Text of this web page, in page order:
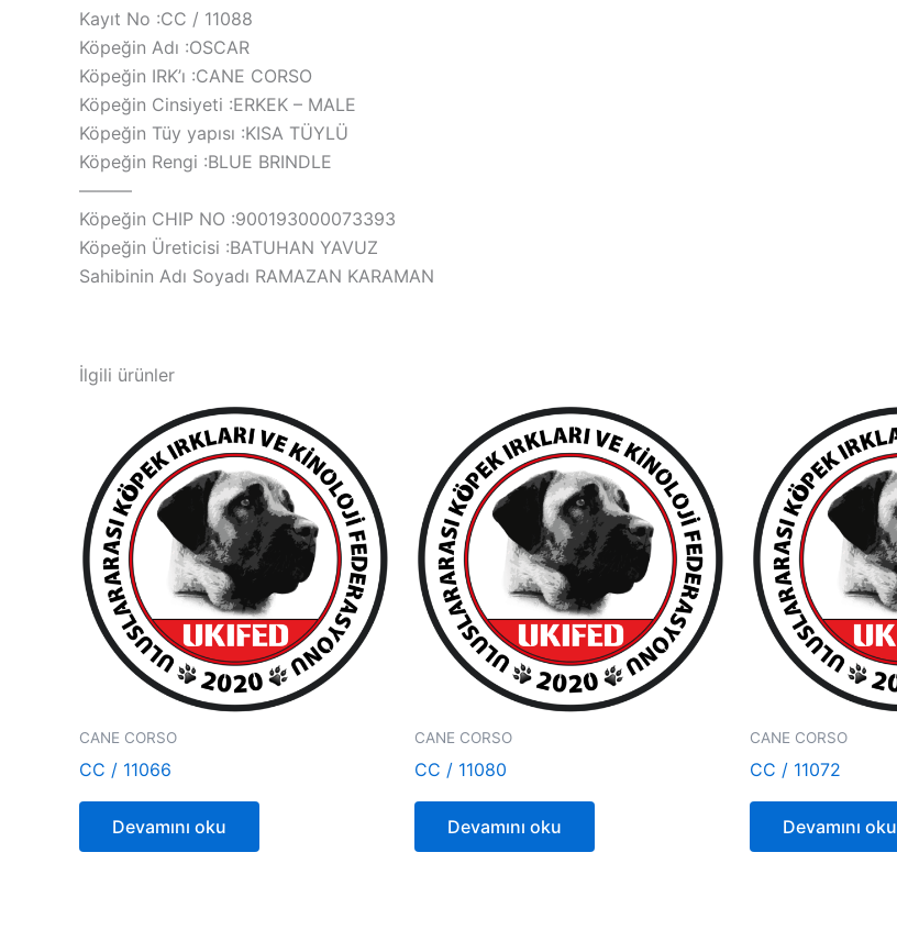
Kayıt No :CC / 11088
Köpeğin Adı :OSCAR
Köpeğin IRK’ı :CANE CORSO
Köpeğin Cinsiyeti :ERKEK – MALE
Köpeğin Tüy yapısı :KISA TÜYLÜ
Köpeğin Rengi :BLUE BRINDLE
———
Köpeğin CHIP NO :900193000073393
Köpeğin Üreticisi :BATUHAN YAVUZ
Sahibinin Adı Soyadı RAMAZAN KARAMAN
İlgili ürünler
CANE CORSO
CC / 11066
Devamını oku
CANE CORSO
CC / 11080
Devamını oku
CANE CORSO
CC / 11072
Devamını oku